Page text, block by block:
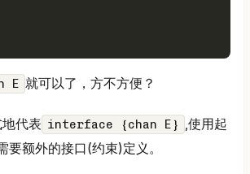
E 就可以了，方不方便？
代表 interface {chan E}
,使用起
要额外的接口(约束)定义。